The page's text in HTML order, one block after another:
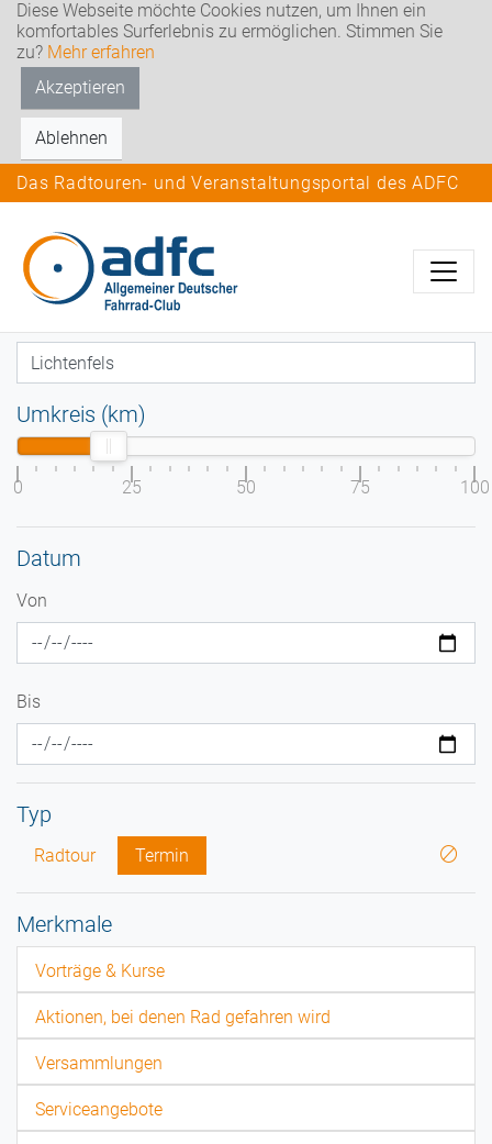
Diese Webseite möchte Cookies nutzen, um Ihnen ein
komfortables Surferlebnis zu ermöglichen. Stimmen Sie
zu? Mehr erfahren
Akzeptieren
Ablehnen
Das Radtouren- und Veranstaltungsportal des ADFC
Umkreis (km)
0 25 50 75 100
Datum
Von
Bis
Typ
Radtour Termin
Merkmale
Vorträge & Kurse
Aktionen, bei denen Rad gefahren wird
Versammlungen
Serviceangebote